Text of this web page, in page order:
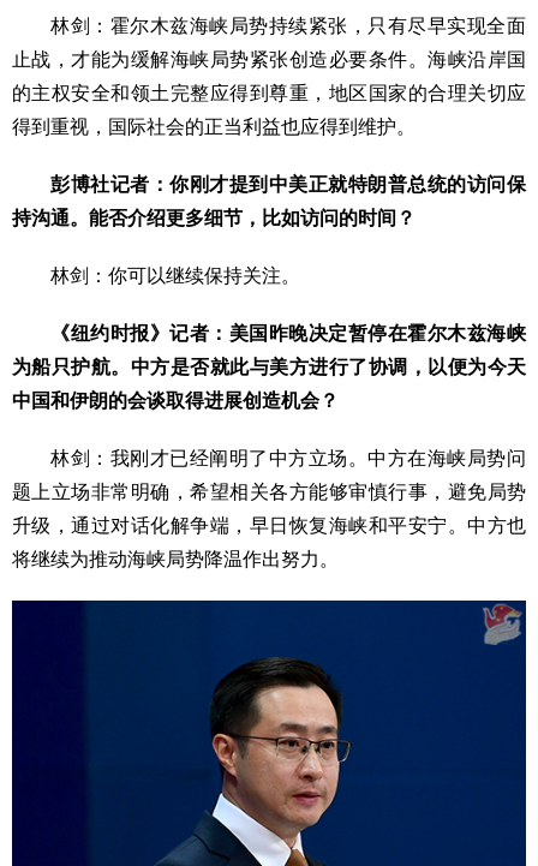
林剑：霍尔木兹海峡局势持续紧张，只有尽早实现全面
止战，才能为缓解海峡局势紧张创造必要条件。海峡沿岸国
的主权安全和领土完整应得到尊重，地区国家的合理关切应
得到重视，国际社会的正当利益也应得到维护。
彭博社记者：你刚才提到中美正就特朗普总统的访问保
持沟通。能否介绍更多细节，比如访问的时间？
林剑：你可以继续保持关注。
《纽约时报》记者：美国昨晚决定暂停在霍尔木兹海峡
为船只护航。中方是否就此与美方进行了协调，以便为今天
中国和伊朗的会谈取得进展创造机会？
林剑：我刚才已经阐明了中方立场。中方在海峡局势问
题上立场非常明确，希望相关各方能够审慎行事，避免局势
升级，通过对话化解争端，早日恢复海峡和平安宁。中方也
将继续为推动海峡局势降温作出努力。